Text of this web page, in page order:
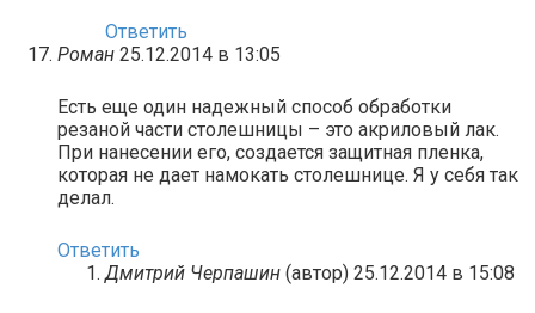
Ответить
Роман 25.12.2014 в 13:05
Есть еще один надежный способ обработки
резаной части столешницы – это акриловый лак.
При нанесении его, создается защитная пленка,
которая не дает намокать столешнице. Я у себя так
делал.
Ответить
Дмитрий Черпашин (автор) 25.12.2014 в 15:08